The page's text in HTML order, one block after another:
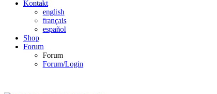
Kontakt
english
français
español
Shop
Forum
Forum
Forum/Login